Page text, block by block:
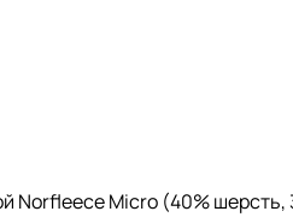
Micro (40% шерсть,